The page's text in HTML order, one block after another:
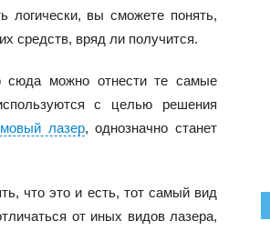
логически, вы сможете понять,
средств, вряд ли получится.
сюда можно отнести те самые
с целью решения
лазер, однозначно станет
что это и есть, тот самый вид
от иных видов лазера,